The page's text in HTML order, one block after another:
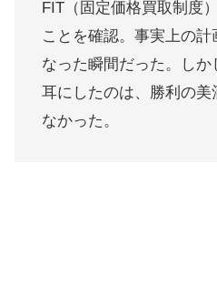
FIT（固定価格買取制度
ことを確認。事実上の計
なった瞬間だった。し
耳にしたのは、勝利の
なかった。